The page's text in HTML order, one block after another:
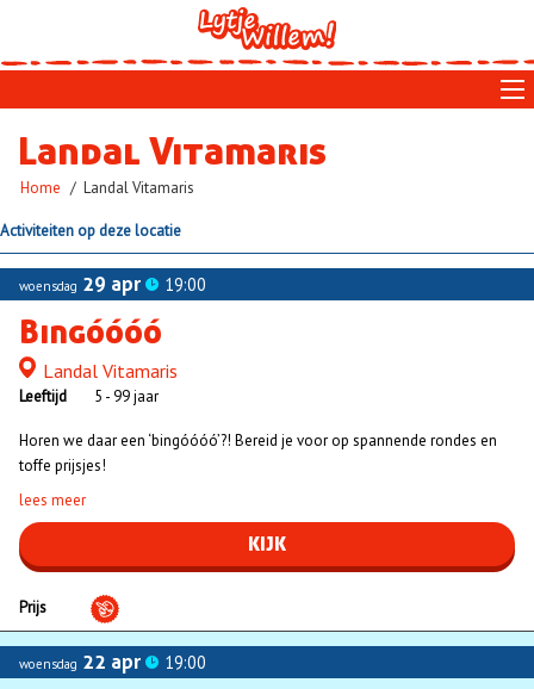
main
Landal Vitamaris
Kruimelpad
Home Landal Vitamaris
Activiteiten op deze locatie
woensdag 29 apr 19:00
Bingóóóó
LocatieLandal Vitamaris
Leeftijd 5 - 99 jaar
Horen we daar een ‘bingóóóó’?! Bereid je voor op spannende rondes en
toffe prijsjes!
lees meer
KIJK
Prijs
woensdag 22 apr 19:00